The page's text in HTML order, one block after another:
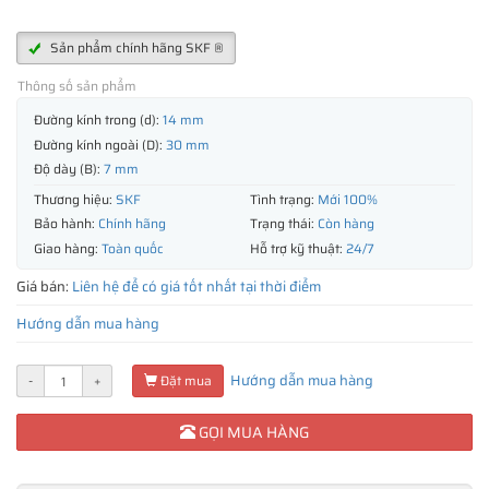
Sản phẩm chính hãng SKF ®
Thông số sản phẩm
Đường kính trong (d): 14 mm
Đường kính ngoài (D): 30 mm
Độ dày (B): 7 mm
Thương hiệu: SKF Tình trạng: Mới 100%
Bảo hành: Chính hãng Trạng thái: Còn hàng
Giao hàng: Toàn quốc Hỗ trợ kỹ thuật: 24/7
Giá bán: Liên hệ để có giá tốt nhất tại thời điểm
Hướng dẫn mua hàng
- + Đặt mua Hướng dẫn mua hàng
GỌI MUA HÀNG